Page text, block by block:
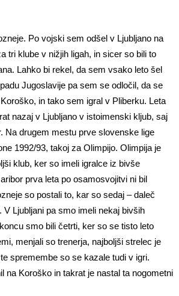
Po vojski sem odšel v Ljubljano na
tri klube v nižjih ligah, in sicer so bili to
Lahko bi rekel, da sem vsako leto šel
Jugoslavije pa sem se odločil, da se
in tako sem igral v Pliberku. Leta
nazaj v Ljubljano v istoimenski kljub, saj
Na drugem mestu prve slovenske lige
1992/93, takoj za Olimpijo. Olimpija je
klub, ker so imeli igralce iz bivše
prva leta po osamosvojitvi ni bil
so postali to, kar so sedaj – daleč
V Ljubljani pa smo imeli nekaj bivših
smo bili četrti, ker so se tisto leto
menjali so trenerja, najboljši strelec je
spremembe so se kazale tudi v igri.
na Koroško in takrat je nastal ta nogometni